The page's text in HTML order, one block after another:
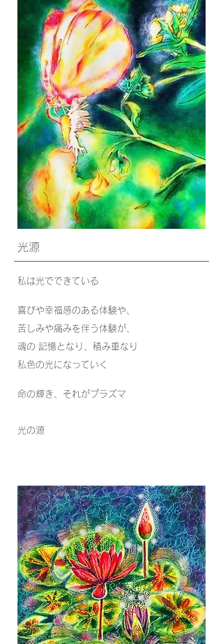
光源
私は光でできている
喜びや幸福感のある体験や、
苦しみや痛みを伴う体験が、
魂の 記憶となり、積み重なり
私色の光になっていく
命の輝き、それがプラズマ
光の源